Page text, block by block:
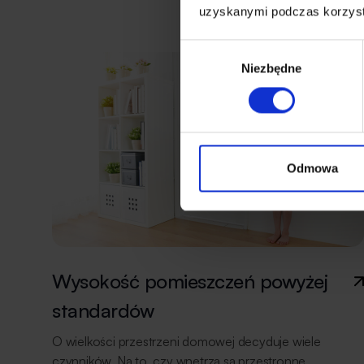
uzyskanymi podczas
Niezbędne
Odmowa
do kawalerki w Warszawie, której metraż sięga
łatwiej przyjdzie wam zorganizować autonomiczne
miejsce dla każdego domownika. Na co przeznaczycie
dodatkowe metry? Może urządzicie […]
Wysokość pomieszczeń powyżej
standardów
O wielkości przestrzeni domowej decyduje wiele
czynników. Na to, czy wnętrza są przestronne,